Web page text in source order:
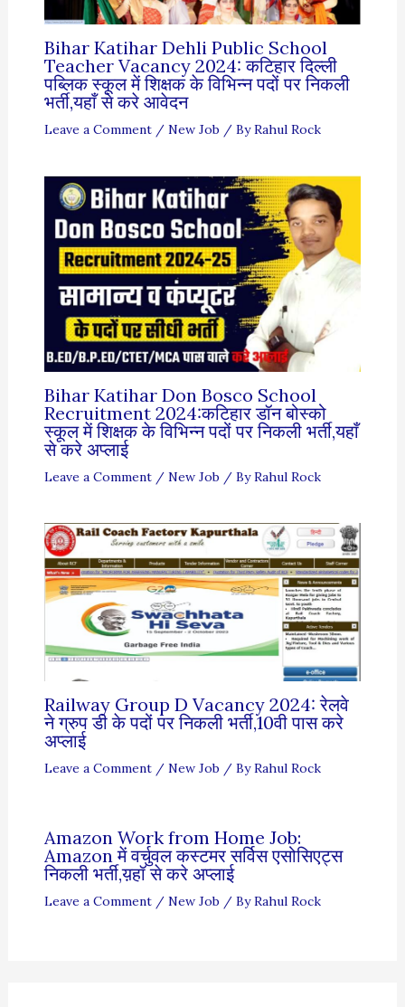
Bihar Katihar Dehli Public School
Teacher Vacancy 2024: कटिहार दिल्ली
पब्लिक स्कूल में शिक्षक के विभिन्न पदों पर निकली
भर्ती,यहाँ से करे आवेदन
Leave a Comment / New Job / ByRahul Rock
Bihar Katihar Don Bosco School
Recruitment 2024:कटिहार डॉन बोस्को
स्कूल में शिक्षक के विभिन्न पदों पर निकली भर्ती,यहाँ
से करे अप्लाई
Leave a Comment / New Job / ByRahul Rock
Railway Group D Vacancy 2024: रेलवे
ने ग्रुप डी के पदों पर निकली भर्ती,10वी पास करे
अप्लाई
Leave a Comment / New Job / ByRahul Rock
Amazon Work from Home Job:
Amazon में वर्चुवल कस्टमर सर्विस एसोसिएट्स
निकली भर्ती,य़हॉ से करे अप्लाई
Leave a Comment / New Job / ByRahul Rock